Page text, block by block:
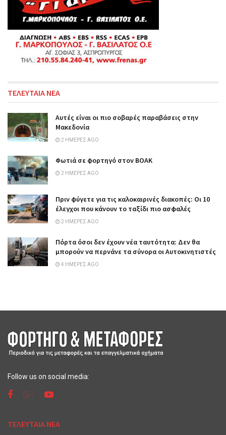
ΤΕΛΕΥΤΑΙΑ ΝΕΑ
Αυτές είναι οι πιο σοβαρές παραβάσεις στην
Μακεδονία
2 ΗΜΈΡΕΣ AGO
Φωτιά σε φορτηγό στον ΒΟΑΚ
2 ΗΜΈΡΕΣ AGO
Πριν φύγετε για τις καλοκαιρινές διακοπές: Οι 10
έλεγχοι που κάνουν το ταξίδι πιο ασφαλές
2 ΗΜΈΡΕΣ AGO
Πόρτα όσοι δεν έχουν νέα ταυτότητα: Δεν θα
μπορούν να περνάνε τα σύνορα οι Αυτοκινητιστές
4 ΗΜΈΡΕΣ AGO
Follow us on social media:
ΤΕΛΕΥΤΑΙΑ ΝΕΑ